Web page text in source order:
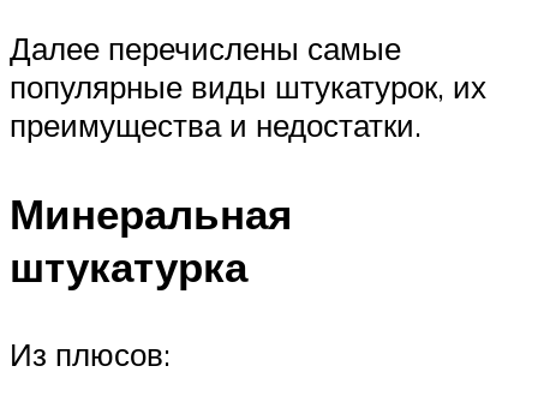
Далее перечислены самые
популярные виды штукатурок, их
преимущества и недостатки.
Минеральная
штукатурка
Из плюсов: